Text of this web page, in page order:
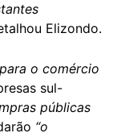
Elizondo.
o comércio
sul-
públicas
“o